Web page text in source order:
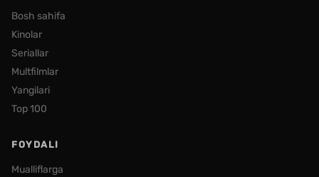
Bosh sahifa
Kinolar
Seriallar
Multfilmlar
Yangilari
Top 100
FOYDALI
Mualliflarga